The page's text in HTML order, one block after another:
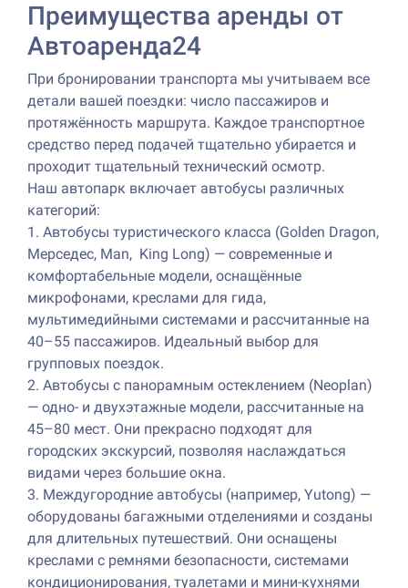
Преимущества аренды от
Автоаренда24
При бронировании транспорта мы учитываем все
детали вашей поездки: число пассажиров и
протяжённость маршрута. Каждое транспортное
средство перед подачей тщательно убирается и
проходит тщательный технический осмотр.
Наш автопарк включает автобусы различных
категорий:
1. Автобусы туристического класса (Golden Dragon,
Мерседес, Man, King Long) — современные и
комфортабельные модели, оснащённые
микрофонами, креслами для гида,
мультимедийными системами и рассчитанные на
40–55 пассажиров. Идеальный выбор для
групповых поездок.
2. Автобусы с панорамным остеклением (Neoplan)
— одно- и двухэтажные модели, рассчитанные на
45–80 мест. Они прекрасно подходят для
городских экскурсий, позволяя наслаждаться
видами через большие окна.
3. Междугородние автобусы (например, Yutong) —
оборудованы багажными отделениями и созданы
для длительных путешествий. Они оснащены
креслами с ремнями безопасности, системами
кондиционирования, туалетами и мини-кухнями